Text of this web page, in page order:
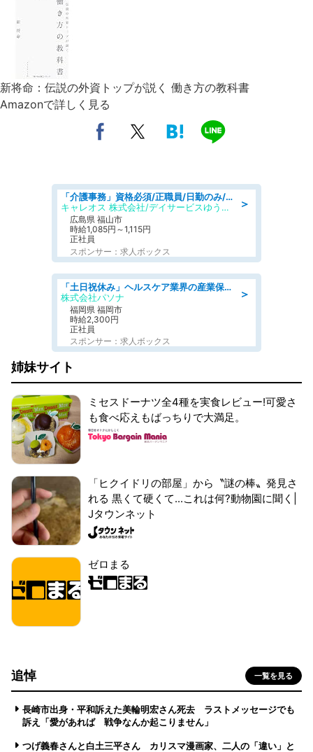
新将命：伝説の外資トップが説く 働き方の教科書
Amazonで詳しく見る
＞
「介護事務」資格必須/正職員/日勤のみ/デイサービス
キャレオス 株式会社/デイサービスゆうゆう南本庄
広島県 福山市
時給1,085円～1,115円
正社員
スポンサー：求人ボックス
＞
「土日祝休み」ヘルスケア業界の産業保健師/高時給/未経験OK/要資格:保健師、正看護師
株式会社パソナ
福岡県 福岡市
時給2,300円
正社員
スポンサー：求人ボックス
姉妹サイト
ミセスドーナツ全4種を実食レビュー!可愛さ
も食べ応えもばっちりで大満足。
「ヒクイドリの部屋」から〝謎の棒〟発見さ
れる 黒くて硬くて...これは何?動物園に聞く|
Jタウンネット
ゼロまる
追悼 一覧を見る
長崎市出身・平和訴えた美輪明宏さん死去 ラストメッセージでも
訴え「愛があれば 戦争なんか起こりません」
つげ義春さんと白土三平さん カリスマ漫画家、二人の「違い」と